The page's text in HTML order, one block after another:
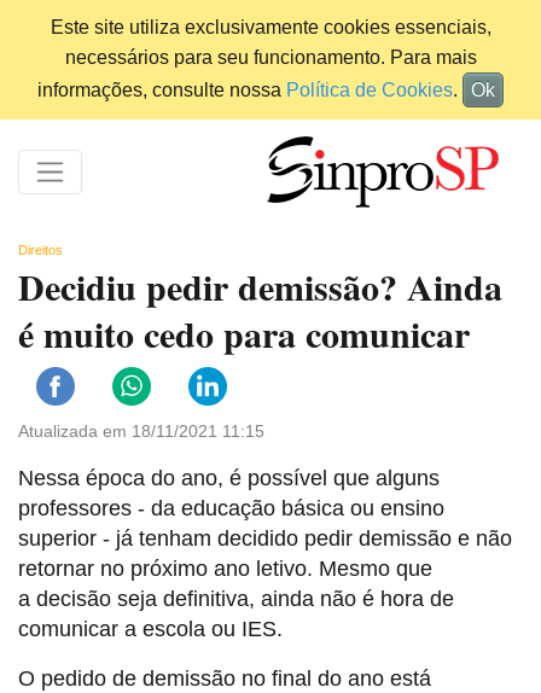
Este site utiliza exclusivamente cookies essenciais,
necessários para seu funcionamento. Para mais
informações, consulte nossa Política de Cookies. Ok
Direitos
Decidiu pedir demissão? Ainda
é muito cedo para comunicar
Atualizada em 18/11/2021 11:15
Nessa época do ano, é possível que alguns
professores - da educação básica ou ensino
superior - já tenham decidido pedir demissão e não
retornar no próximo ano letivo. Mesmo que
a decisão seja definitiva, ainda não é hora de
comunicar a escola ou IES.
O pedido de demissão no final do ano está